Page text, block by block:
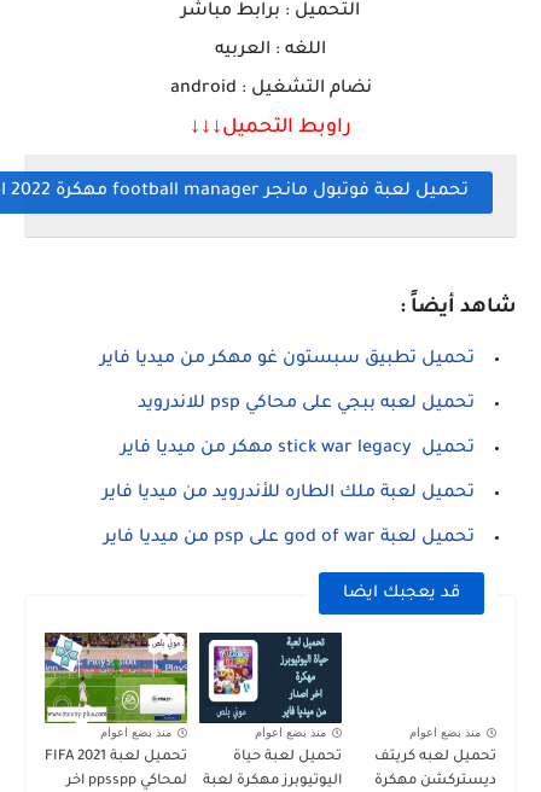
التحميل : برابط مباشر
اللغه : العربيه
نضام التشغيل : android
راوبط التحميل↓↓ ↓
تحميل لعبة فوتبول مانجر football manager مهكرة 2022 اخر اصدار للاندرويد من ميديا فاير
شاهد أيضاً :
تحميل تطبيق سبستون غو مهكر من ميديا فاير
تحميل لعبه ببجي على محاكي psp للاندرويد
تحميل stick war legacy مهكر من ميديا فاير
تحميل لعبة ملك الطاره للأندرويد من ميديا فاير
تحميل لعبة god of war على psp من ميديا فاير
قد يعجبك ايضا
منذ بضع اعوام
تحميل لعبه كريتف
ديستركشن مهكرة
منذ بضع اعوام
تحميل لعبة حياة
اليوتيوبرز مهكرة لعبة
منذ بضع اعوام
تحميل لعبة FIFA 2021
لمحاكي ppsspp اخر